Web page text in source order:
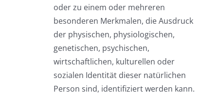
oder zu einem oder mehreren
besonderen Merkmalen, die Ausdruck
der physischen, physiologischen,
genetischen, psychischen,
wirtschaftlichen, kulturellen oder
sozialen Identität dieser natürlichen
Person sind, identifiziert werden kann.